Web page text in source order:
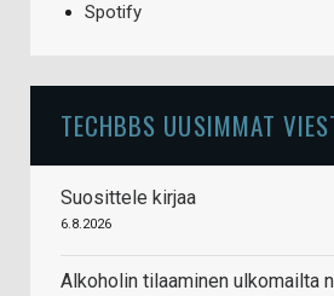
Spotify
TECHBBS UUSIMMAT
Suosittele kirjaa
6.8.2026
Alkoholin tilaaminen ulkomailta